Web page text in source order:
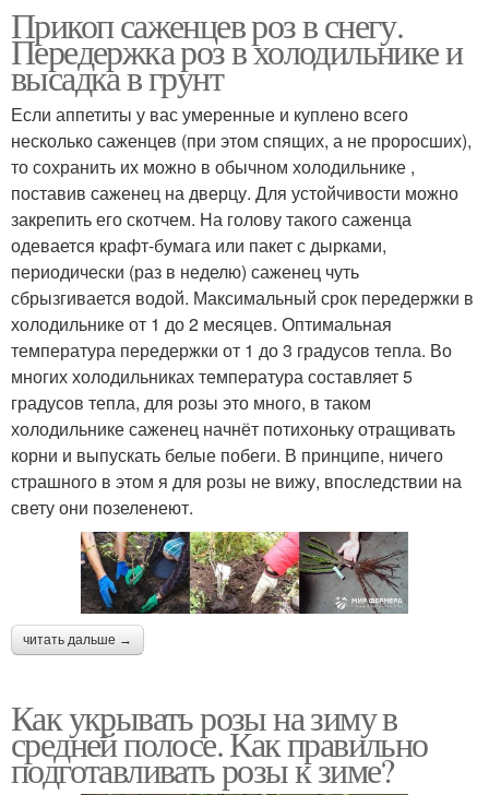
Прикоп саженцев роз в снегу.
Передержка роз в холодильнике и
высадка в грунт
Если аппетиты у вас умеренные и куплено всего
несколько саженцев (при этом спящих, а не проросших),
то сохранить их можно в обычном холодильнике ,
поставив саженец на дверцу. Для устойчивости можно
закрепить его скотчем. На голову такого саженца
одевается крафт-бумага или пакет с дырками,
периодически (раз в неделю) саженец чуть
сбрызгивается водой. Максимальный срок передержки в
холодильнике от 1 до 2 месяцев. Оптимальная
температура передержки от 1 до 3 градусов тепла. Во
многих холодильниках температура составляет 5
градусов тепла, для розы это много, в таком
холодильнике саженец начнёт потихоньку отращивать
корни и выпускать белые побеги. В принципе, ничего
страшного в этом я для розы не вижу, впоследствии на
свету они позеленеют.
читать дальше →
Как укрывать розы на зиму в
средней полосе. Как правильно
подготавливать розы к зиме?